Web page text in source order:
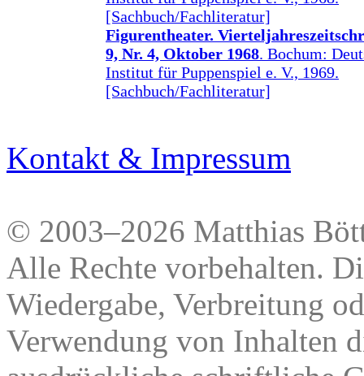
[Sachbuch/Fachliteratur]
Figurentheater.
9, Nr. 4, Oktober 1968. Bochum:
Institut für Puppenspiel e. V., 1969.
[Sachbuch/Fachliteratur]
Kontakt & Impressum
© 2003–2026 Matthias
Alle Rechte vorbehalten.
Wiedergabe, Verbreitung
Verwendung von Inhalten